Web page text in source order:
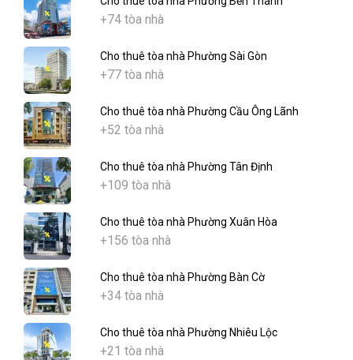
+74 tòa nhà
Cho thuê tòa nhà Phường Sài Gòn
+77 tòa nhà
Cho thuê tòa nhà Phường Cầu Ông Lãnh
+52 tòa nhà
Cho thuê tòa nhà Phường Tân Định
+109 tòa nhà
Cho thuê tòa nhà Phường Xuân Hòa
+156 tòa nhà
Cho thuê tòa nhà Phường Bàn Cờ
+34 tòa nhà
Cho thuê tòa nhà Phường Nhiêu Lộc
+21 tòa nhà